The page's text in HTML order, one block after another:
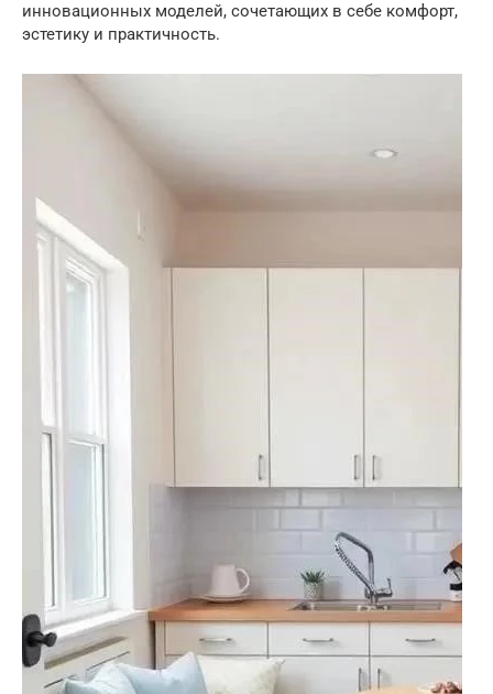
инновационных моделей, сочетающих в себе комфорт,
эстетику и практичность.